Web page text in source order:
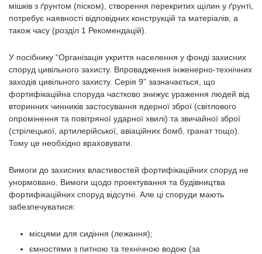
мішків з ґрунтом (піском), створення перекритих щілин у ґрунті,
потребує наявності відповідних конструкцій та матеріалів, а
також часу (розділ 1 Рекомендацій).
У посібнику “Організація укриття населення у фонді захисних
споруд цивільного захисту. Впровадження інженерно-технічних
заходів цивільного захисту. Серія 9” зазначається, що
фортифікаційна споруда частково знижує ураження людей від
вторинних чинників застосування ядерної зброї (світлового
опромінення та повітряної ударної хвилі) та звичайної зброї
(стрілецької, артилерійської, авіаційних бомб, гранат тощо).
Тому це необхідно враховувати.
Вимоги до захисних властивостей фортифікаційних споруд не
унормовано. Вимоги щодо проектування та будівництва
фортифікаційних споруд відсутні. Але ці споруди мають
забезпечуватися:
місцями для сидіння (лежання);
ємностями з питною та технічною водою (за